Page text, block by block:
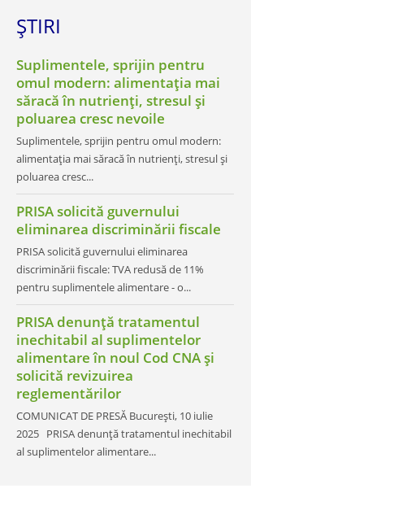
ȘTIRI
Suplimentele, sprijin pentru
omul modern: alimentația mai
săracă în nutrienți, stresul și
poluarea cresc nevoile
Suplimentele, sprijin pentru omul modern:
alimentația mai săracă în nutrienți, stresul și
poluarea cresc...
PRISA solicită guvernului
eliminarea discriminării fiscale
PRISA solicită guvernului eliminarea
discriminării fiscale: TVA redusă de 11%
pentru suplimentele alimentare - o...
PRISA denunță tratamentul
inechitabil al suplimentelor
alimentare în noul Cod CNA și
solicită revizuirea
reglementărilor
COMUNICAT DE PRESĂ București, 10 iulie
2025 PRISA denunță tratamentul inechitabil
al suplimentelor alimentare...